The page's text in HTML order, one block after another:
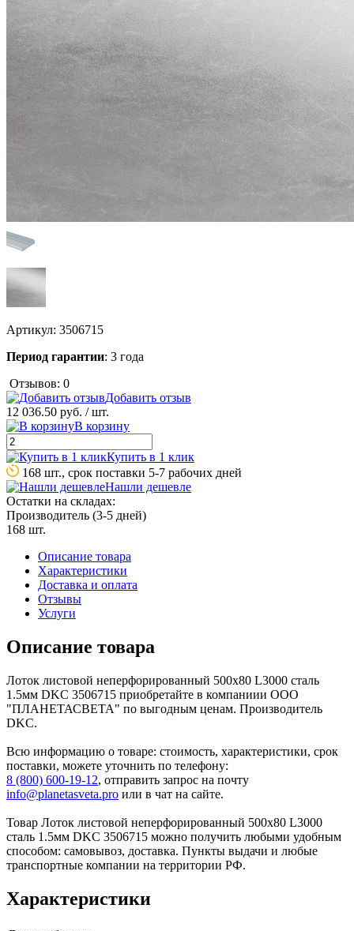
Артикул: 3506715
Период гарантии: 3 года
Отзывов: 0
Добавить отзыв
12 036.50 руб. / шт.
В корзину
Купить в 1 клик
168 шт., срок поставки 5-7 рабочих дней
Нашли дешевле
Остатки на складах:
Производитель (3-5 дней)
168 шт.
Описание товара
Характеристики
Доставка и оплата
Отзывы
Услуги
Описание товара
Лоток листовой неперфорированный 500х80 L3000 сталь
1.5мм DKC 3506715 приобретайте в компаниии ООО
"ПЛАНЕТАСВЕТА" по выгодным ценам. Производитель
DKC.
Всю информацию о товаре: стоимость, характеристики, срок
поставки, можете уточнить по телефону:
8 (800) 600-19-12, отправить запрос на почту
info@planetasveta.pro или в чат на сайте.
Товар Лоток листовой неперфорированный 500х80 L3000
сталь 1.5мм DKC 3506715 можно получить любыми удобным
способом: самовывоз, доставка. Пункты выдачи и любые
транспортные компании на территории РФ.
Характеристики